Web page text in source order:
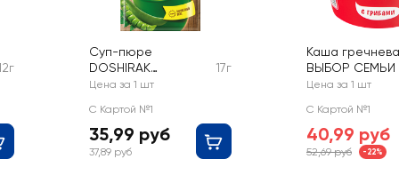
Суп-пюре
DOSHIRAK
Гороховый, с
17г
Цена за 1 шт
С Картой №1
35,99 руб
37,89 руб
Каша
ВЫБОР СЕМЬИ
грибами
Цена за 1 шт
С Картой №1
40,99 руб
52,69 руб -22%